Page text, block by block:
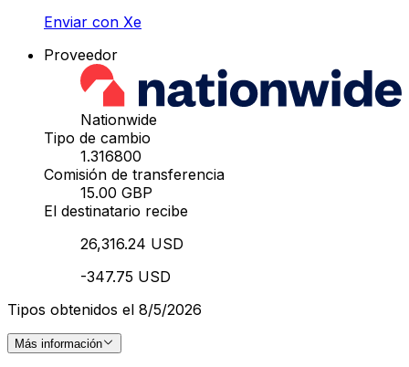
Enviar con Xe
Proveedor
Nationwide
Tipo de cambio
1.316800
Comisión de transferencia
15.00 GBP
El destinatario recibe
26,316.24 USD
-347.75 USD
Tipos obtenidos el 8/5/2026
Más información